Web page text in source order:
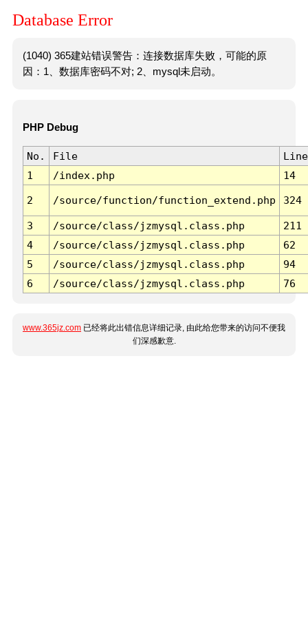
Database Error
(1040) 365建站错误警告：连接数据库失败，可能的原
因：1、数据库密码不对; 2、mysql未启动。
PHP Debug
No. File
Line
1
/index.php 14
2 /source/function/function_extend.php 324
3 /source/class/jzmysql.class.php
211
4
/source/class/jzmysql.class.php
62
5
/source/class/jzmysql.class.php
94
6
/source/class/jzmysql.class.php 76
www.365jz.com 已经将此出错信息详细记录, 由此给您带来的访问不便我
们深感歉意.